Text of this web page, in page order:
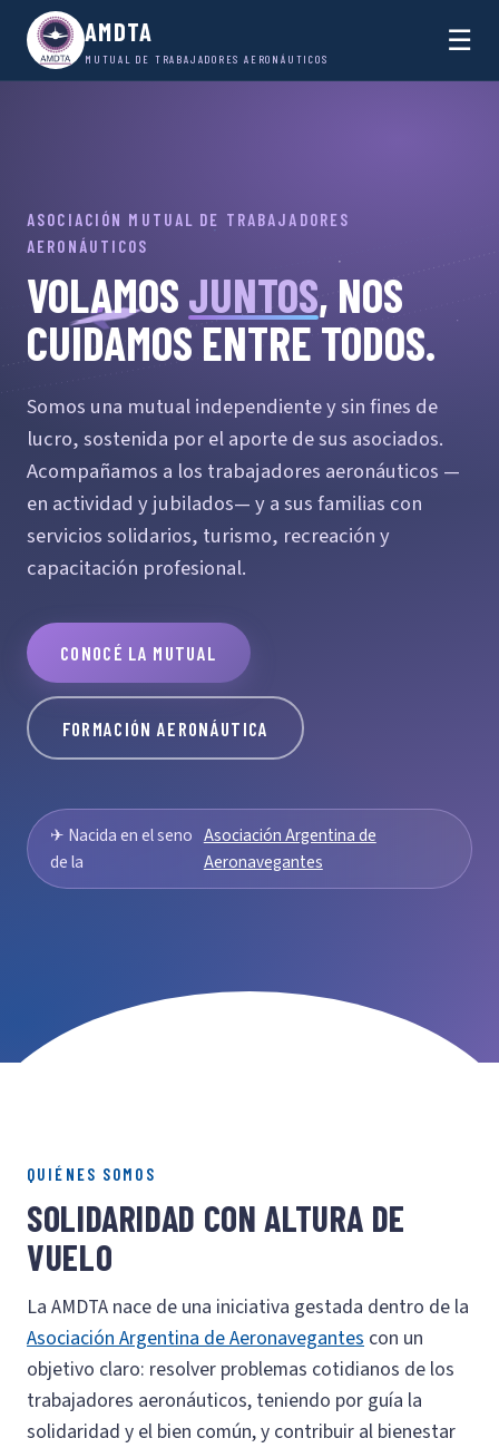
AMDTA
MUTUAL DE TRABAJADORES AERONÁUTICOS
☰
ASOCIACIÓN MUTUAL DE TRABAJADORES
AERONÁUTICOS
VOLAMOS JUNTOS, NOS
CUIDAMOS ENTRE TODOS.
Somos una mutual independiente y sin fines de
lucro, sostenida por el aporte de sus asociados.
Acompañamos a los trabajadores aeronáuticos —
en actividad y jubilados— y a sus familias con
servicios solidarios, turismo, recreación y
capacitación profesional.
CONOCÉ LA MUTUAL
FORMACIÓN AERONÁUTICA
✈ Nacida en el seno
de la
Asociación Argentina de
Aeronavegantes
QUIÉNES SOMOS
SOLIDARIDAD CON ALTURA DE
VUELO
La AMDTA nace de una iniciativa gestada dentro de la
Asociación Argentina de Aeronavegantes con un
objetivo claro: resolver problemas cotidianos de los
trabajadores aeronáuticos, teniendo por guía la
solidaridad y el bien común, y contribuir al bienestar